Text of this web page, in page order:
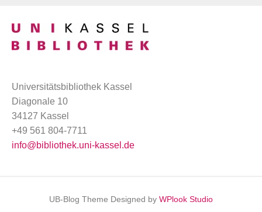
Universitätsbibliothek Kassel
Diagonale 10
34127 Kassel
+49 561 804-7711
info@bibliothek.uni-kassel.de
UB-Blog Theme Designed by WPlook Studio